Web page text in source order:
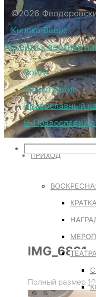
ДУХОВЕНСТВО
НОВОСТИ
ПРИХОД
IMG_6891
Полный размер
©2026
Кнопка Вверх
Перейти к верхней
Войти
Регистрация
Православный
В-